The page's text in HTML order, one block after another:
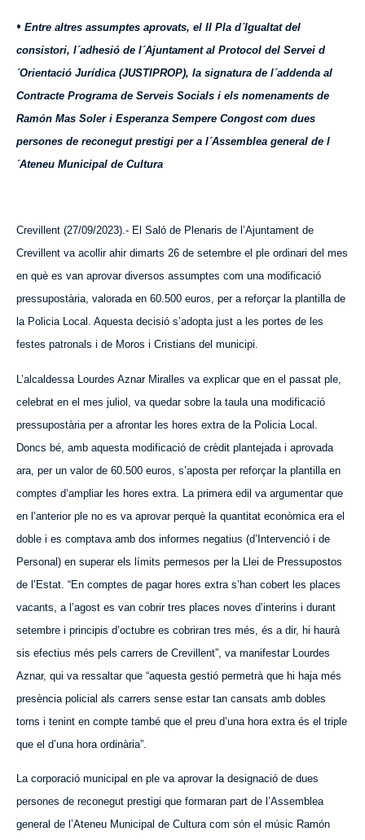
• Entre altres assumptes aprovats, el II Pla d´Igualtat del
consistori, l´adhesió de l´Ajuntament al Protocol del Servei d
´Orientació Jurídica (JUSTIPROP), la signatura de l´addenda al
Contracte Programa de Serveis Socials i els nomenaments de
Ramón Mas Soler i Esperanza Sempere Congost com dues
persones de reconegut prestigi per a l´Assemblea general de l
´Ateneu Municipal de Cultura
Crevillent (27/09/2023).- El Saló de Plenaris de l’Ajuntament de
Crevillent va acollir ahir dimarts 26 de setembre el ple ordinari del mes
en què es van aprovar diversos assumptes com una modificació
pressupostària, valorada en 60.500 euros, per a reforçar la plantilla de
la Policia Local. Aquesta decisió s’adopta just a les portes de les
festes patronals i de Moros i Cristians del municipi.
L’alcaldessa Lourdes Aznar Miralles va explicar que en el passat ple,
celebrat en el mes juliol, va quedar sobre la taula una modificació
pressupostària per a afrontar les hores extra de la Policia Local.
Doncs bé, amb aquesta modificació de crèdit plantejada i aprovada
ara, per un valor de 60. 500 euros, s’aposta per reforçar la plantilla en
comptes d’ampliar les hores extra. La primera edil va argumentar que
en l’anterior ple no es va aprovar perquè la quantitat econòmica era el
doble i es comptava amb dos informes negatius (d’Intervenció i de
Personal) en superar els límits permesos per la Llei de Pressupostos
de l’Estat. “En comptes de pagar hores extra s’han cobert les places
vacants, a l’agost es van cobrir tres places noves d’interins i durant
setembre i principis d’octubre es cobriran tres més, és a dir, hi haurà
sis efectius més pels carrers de Crevillent”, va manifestar Lourdes
Aznar, qui va ressaltar que “aquesta gestió permetrà que hi haja més
presència policial als carrers sense estar tan cansats amb dobles
torns i tenint en compte també que el preu d’una hora extra és el triple
que el d’una hora ordinària”.
La corporació municipal en ple va aprovar la designació de dues
persones de reconegut prestigi que formaran part de l’Assemblea
general de l’Ateneu Municipal de Cultura com són el músic Ramón